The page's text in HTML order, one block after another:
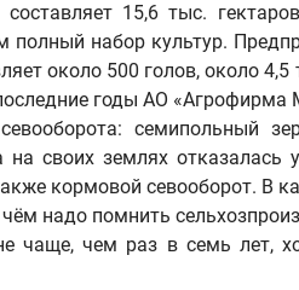
15,6 тыс.
набор культур.
около 500 голов, около
годы АО
семипольный
своих землях
кормовой севооборот. В
надо помнить
чаще, чем раз в семь лет,